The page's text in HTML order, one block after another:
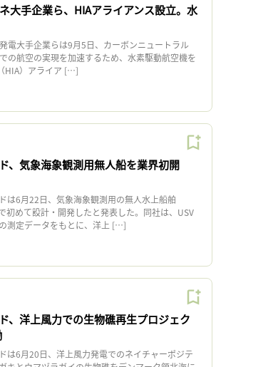
大手企業ら、HIAアライアンス設立。水
電大手企業らは9月5日、カーボンニュートラル
の航空の実現を加速するため、水素駆動航空機を
HIA）アライア […]
、気象海象観測用無人船を業界初開
は6月22日、気象海象観測用の無人水上船舶
初めて設計・開発したと発表した。同社は、USV
測定データをもとに、洋上 […]
、洋上風力での生物礁再生プロジェク
は6月20日、洋上風力発電でのネイチャーポジテ